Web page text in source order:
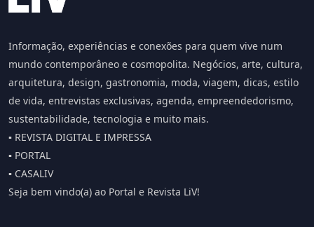
Informação, experiências e conexões para quem vive num
mundo contemporâneo e cosmopolita. Negócios, arte, cultura,
arquitetura, design, gastronomia, moda, viagem, dicas, estilo
de vida, entrevistas exclusivas, agenda, empreendedorismo,
sustentabilidade, tecnologia e muito mais.
▪️ REVISTA DIGITAL E IMPRESSA
▪️ PORTAL
▪️ CASALIV
Seja bem vindo(a) ao Portal e Revista LiV!